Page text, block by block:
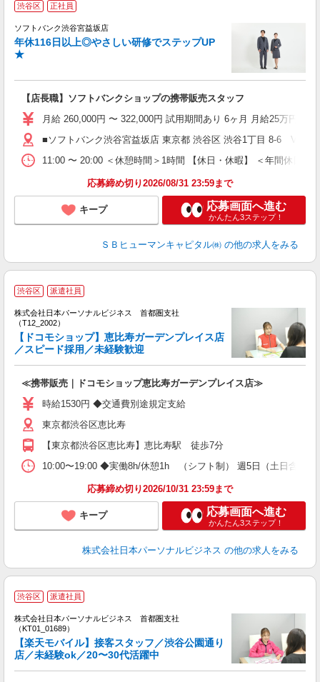
渋谷区 正社員
ソフトバンク渋谷宮益坂店
年休116日以上◎やさしい研修でステップUP
★
【店長職】ソフトバンクショップの携帯販売スタッフ
月給 260,000円 〜 322,000円 試用期間あり 6ヶ月 月給25万円以
■ソフトバンク渋谷宮益坂店 東京都 渋谷区 渋谷1丁目 8‐6 VORT
11:00 〜 20:00 ＜休憩時間＞1時間 【休日・休暇】 ＜年間休日
応募締め切り2026/08/31 23:59まで
キープ 応募画面へ進む
かんたん3ステップ！
ＳＢヒューマンキャピタル㈱ の他の求人をみる
渋谷区 派遣社員
株式会社日本パーソナルビジネス 首都圏支社
（T12_2002）
【ドコモショップ】恵比寿ガーデンプレイス店
／スピード採用／未経験歓迎
≪携帯販売｜ドコモショップ恵比寿ガーデンプレイス店≫
時給1530円 ◆交通費別途規定支給
東京都渋谷区恵比寿
【東京都渋谷区恵比寿】恵比寿駅 徒歩7分
10:00〜19:00 ◆実働8h/休憩1h （シフト制） 週5日（土日含む）
応募締め切り2026/10/31 23:59まで
キープ 応募画面へ進む
かんたん3ステップ！
株式会社日本パーソナルビジネス の他の求人をみる
渋谷区 派遣社員
株式会社日本パーソナルビジネス 首都圏支社
（KT01_01689）
【楽天モバイル】接客スタッフ／渋谷公園通り
店／未経験ok／20〜30代活躍中